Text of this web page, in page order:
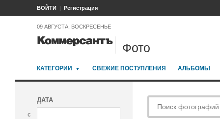
ВОЙТИ Регистрация
09 АВГУСТА, ВОСКРЕСЕНЬЕ
Фото
КАТЕГОРИИ СВЕЖИЕ ПОСТУПЛЕНИЯ АЛЬБОМЫ
ДАТА
с